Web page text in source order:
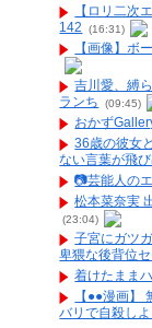
【ロリ二次
142
(16:31)
【画像】ボ
吉川愛、縛
ランち
(09:45)
おかず
36歳の彼女
ない言葉が飛
📷️芸能人の
松本菜奈実
(23:04)
子宮にガツ
卑猥な後背位
着けたまま
【●●漫画】
バリで自殺し